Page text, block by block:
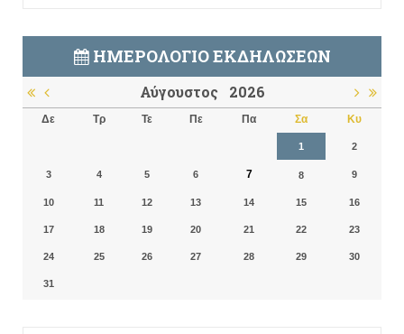
ΗΜΕΡΟΛΌΓΙΟ ΕΚΔΗΛΏΣΕΩΝ
Αύγουστος 2026
Δε Τρ Τε Πε Πα Σα Κυ
1 2
3 4 5 6 7 8 9
10 11 12 13 14 15 16
17 18 19 20 21 22 23
24 25 26 27 28 29 30
31